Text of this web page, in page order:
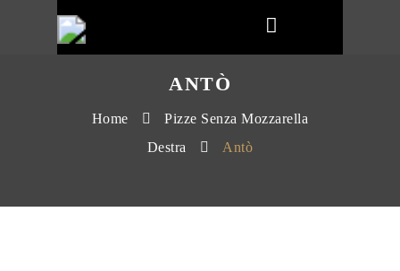
ANTÒ
Home
Pizze Senza Mozzarella
Destra
Antò